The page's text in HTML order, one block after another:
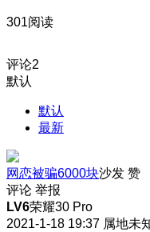
301阅读
评论2
默认
默认
最新
网恋被骗6000块沙发 赞
评论 举报
LV6荣耀30 Pro
2021-1-18 19:37 属地未